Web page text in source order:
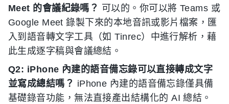
Meet 的會議紀錄嗎？ 可以的。你可以將 Teams 或
Google Meet 錄製下來的本地音訊或影片檔案，匯
入到語音轉文字工具（如 Tinrec）中進行解析，藉
此生成逐字稿與會議總結。
Q2: iPhone 內建的語音備忘錄可以直接轉成文字
並寫成總結嗎？ iPhone 內建的語音備忘錄僅具備
基礎錄音功能，無法直接產出結構化的 AI 總結。